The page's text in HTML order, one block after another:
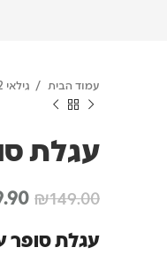
עמוד הבית גילאי 0-2
עגלת
₪149.00
עגלת סופר